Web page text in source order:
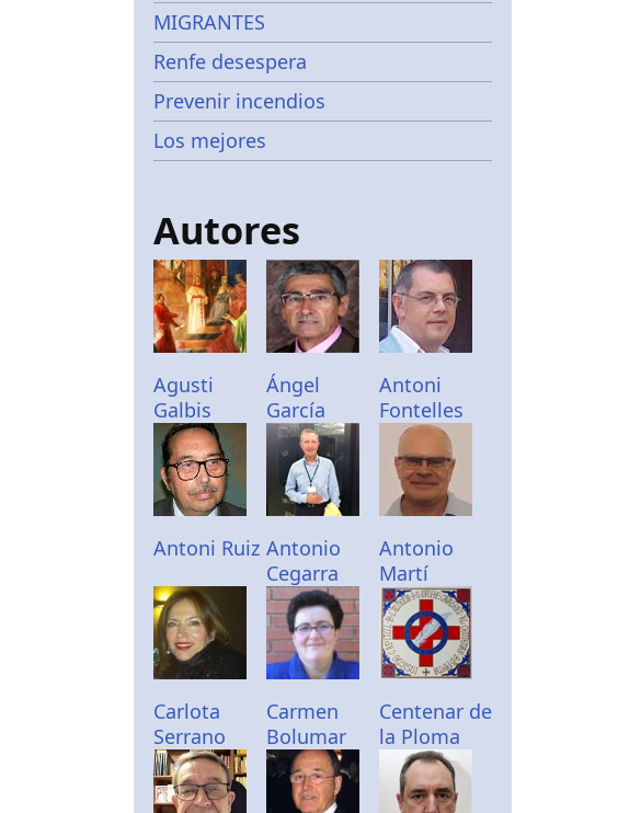
MIGRANTES
Renfe desespera
Prevenir incendios
Los mejores
Autores
Agusti
Galbis
Ángel
García
Antoni
Fontelles
Antoni Ruiz Antonio
Cegarra
Antonio
Martí
Carlota
Serrano
Carmen
Bolumar
Centenar de
la Ploma